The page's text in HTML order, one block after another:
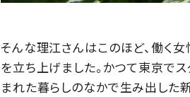
そんな理江さんはこのほど、働く女
を立ち上げました。かつて東京で
まれた暮らしのなかで生み出した